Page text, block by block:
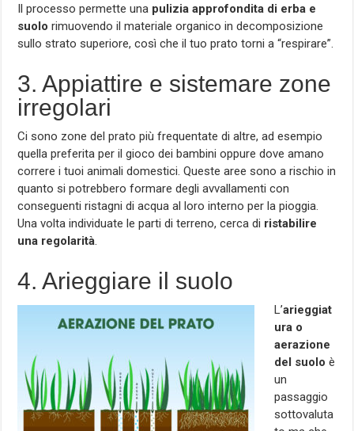
Il processo permette una pulizia approfondita di erba e
suolo rimuovendo il materiale organico in decomposizione
sullo strato superiore, così che il tuo prato torni a “respirare”.
3. Appiattire e sistemare zone
irregolari
Ci sono zone del prato più frequentate di altre, ad esempio
quella preferita per il gioco dei bambini oppure dove amano
correre i tuoi animali domestici. Queste aree sono a rischio in
quanto si potrebbero formare degli avvallamenti con
conseguenti ristagni di acqua al loro interno per la pioggia.
Una volta individuate le parti di terreno, cerca di ristabilire
una regolarità.
4. Arieggiare il suolo
L’arieggiat
ura o
aerazione
del suolo è
un
passaggio
sottovaluta